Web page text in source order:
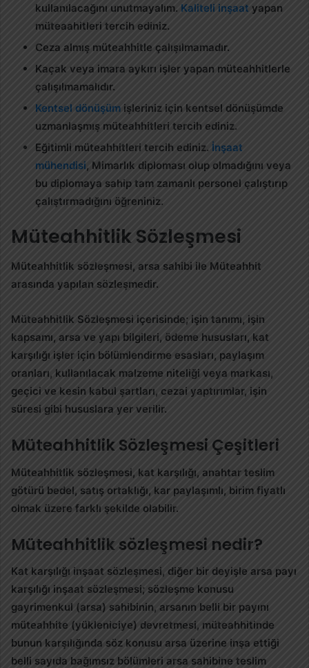
kullanılacağını unutmayalım. Kaliteli inşaat yapan
müteaahitleri tercih ediniz.
Ceza almış müteahhitle çalışılmamadır.
Kaçak veya imara aykırı işler yapan müteahhitlerle
çalışılmamalıdır.
Kentsel dönüşüm işleriniz için kentsel dönüşümde
uzmanlaşmış müteahhitleri tercih ediniz.
Eğitimli müteahhitleri tercih ediniz. İnşaat
mühendisi , Mimarlık diploması olup olmadığını veya
bu diplomaya sahip tam zamanlı personel çalıştırıp
çalıştırmadığını öğreniniz.
Müteahhitlik Sözleşmesi
Müteahhitlik sözleşmesi, arsa sahibi ile Müteahhit
arasında yapılan sözleşmedir.
Müteahhitlik Sözleşmesi içerisinde; işin tanımı, işin
kapsamı, arsa ve yapı bilgileri, ödeme hususları, kat
karşılığı işler için bölümlendirme esasları, paylaşım
oranları, kullanılacak malzeme niteliği veya markası,
geçici ve kesin kabul şartları, cezai yaptırımlar, işin
süresi gibi hususlara yer verilir.
Müteahhitlik Sözleşmesi Çeşitleri
Müteahhitlik sözleşmesi, kat karşılığı, anahtar teslim
götürü bedel, satış ortaklığı, kar paylaşımlı, birim fiyatlı
olmak üzere farklı şekilde olabilir.
Müteahhitlik sözleşmesi nedir?
Kat karşılığı inşaat sözleşmesi, diğer bir deyişle arsa payı
karşılığı inşaat sözleşmesi; sözleşme konusu
gayrimenkul (arsa) sahibinin, arsanın belli bir payını
müteahhite (yükleniciye) devretmesi, müteahhitinde
bunun karşılığında söz konusu arsa üzerine inşa ettiği
belli sayıda bağımsız bölümleri arsa sahibine teslim